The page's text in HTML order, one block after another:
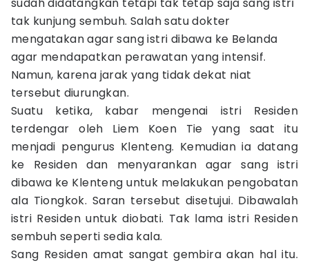
tak kunjung sembuh. Salah satu dokter
mengatakan agar sang istri dibawa ke Belanda
agar mendapatkan perawatan yang intensif.
Namun, karena jarak yang tidak dekat niat
tersebut diurungkan.
Suatu ketika, kabar mengenai istri Residen
terdengar oleh Liem Koen Tie yang saat itu
menjadi pengurus Klenteng. Kemudian ia datang
ke Residen dan menyarankan agar sang istri
dibawa ke Klenteng untuk melakukan pengobatan
ala Tiongkok. Saran tersebut disetujui. Dibawalah
istri Residen untuk diobati. Tak lama istri Residen
sembuh seperti sedia kala.
Sang Residen amat sangat gembira akan hal itu.